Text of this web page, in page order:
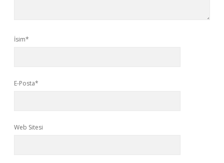
İsim*
E-Posta*
Web Sitesi